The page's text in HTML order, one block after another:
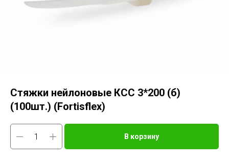
Стяжки нейлоновые КСС 3*200 (б)
(100шт.) (Fortisflex)
В корзину